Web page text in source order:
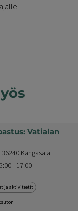
Vatialan
Kangasala
- 17:00
ja aktiviteetit